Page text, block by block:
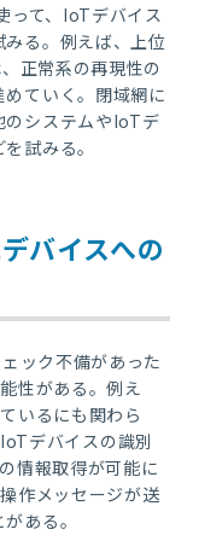
て、 IoTデバイス
る。例えば、上位
正常系の再現性の
ていく。閉域網に
のシステムやIoTデ
試みる。
バイスへの
ック不備があった
性がある。例え
いるにも関わら
IoTデバイスの識別
情報取得が可能に
作メッセージが送
ある。